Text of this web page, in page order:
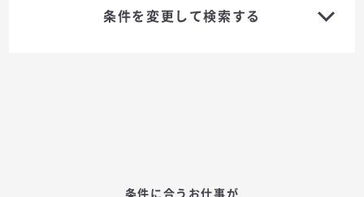
条件を変更して検索する
条件に合うお仕事が